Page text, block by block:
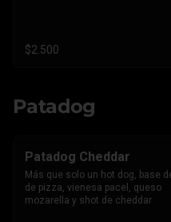
$2.500
Patadog
Patadog Cheddar
Más que solo un hot dog, base
de pizza, vienesa pacel, queso
mozarella y shot de cheddar